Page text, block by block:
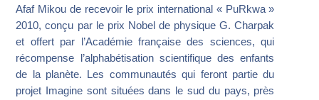
Afaf Mikou de recevoir le prix international « PuRkwa »
2010, conçu par le prix Nobel de physique G. Charpak
et offert par l’Académie française des sciences, qui
récompense l’alphabétisation scientifique des enfants
de la planète. Les communautés qui feront partie du
projet Imagine sont situées dans le sud du pays, près